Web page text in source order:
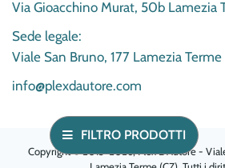
Via Gioacchino Murat, 50b Lamezia
Sede legale:
Viale San Bruno, 177 Lamezia Terme
info@plexdautore.com
Copyright © 2015-2026, Plex D'Autore -
FILTRO PRODOTTI